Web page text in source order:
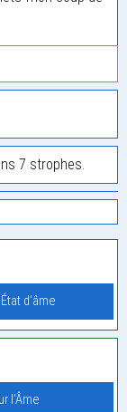
7 strophes.
d'âme
l'Âme